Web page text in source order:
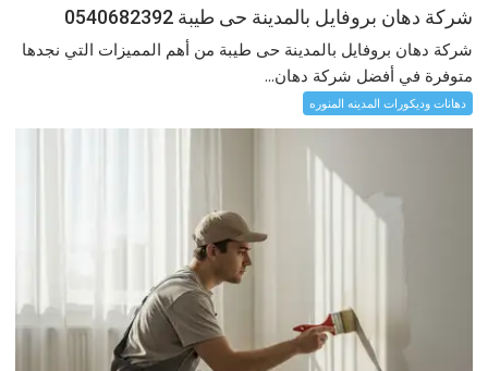
شركة دهان بروفايل بالمدينة حى طيبة 0540682392
شركة دهان بروفايل بالمدينة حى طيبة من أهم المميزات التي نجدها
متوفرة في أفضل شركة دهان...
دهانات وديكورات المدينه المنوره